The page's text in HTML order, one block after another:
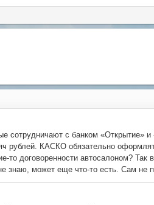
сотрудничают с банком «Открытие»
рублей. КАСКО обязательно
то договоренности автосалоном? Так
знаю, может еще что-то есть. Сам не